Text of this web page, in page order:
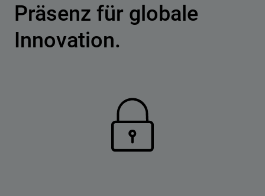
Präsenz für globale
Innovation.